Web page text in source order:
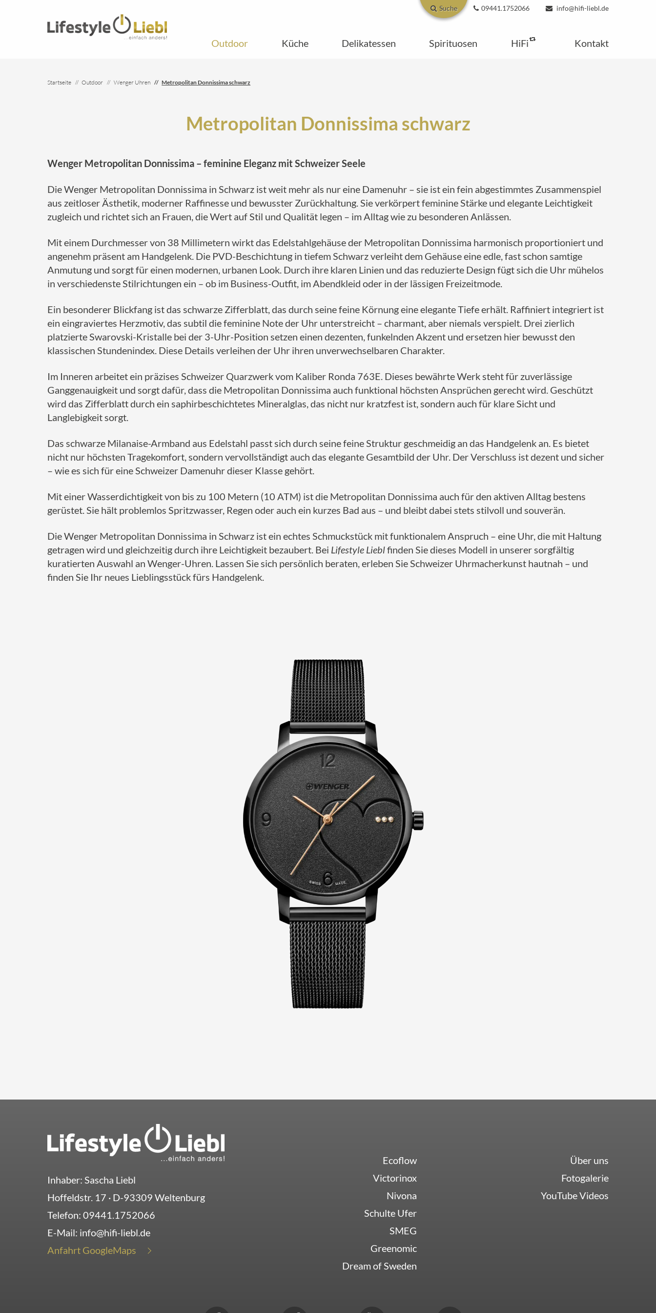
Suche 09441.1752066 info@hifi-liebl.de
Outdoor Küche Delikatessen Spirituosen HiFi Kontakt
Startseite Outdoor Wenger Uhren Metropolitan Donnissima schwarz
Metropolitan Donnissima schwarz
Wenger Metropolitan Donnissima – feminine Eleganz mit Schweizer Seele
Die Wenger Metropolitan Donnissima in Schwarz ist weit mehr als nur eine Damenuhr – sie ist ein fein abgestimmtes Zusammenspiel
aus zeitloser Ästhetik, moderner Raffinesse und bewusster Zurückhaltung. Sie verkörpert feminine Stärke und elegante Leichtigkeit
zugleich und richtet sich an Frauen, die Wert auf Stil und Qualität legen – im Alltag wie zu besonderen Anlässen.
Mit einem Durchmesser von 38 Millimetern wirkt das Edelstahlgehäuse der Metropolitan Donnissima harmonisch proportioniert und
angenehm präsent am Handgelenk. Die PVD-Beschichtung in tiefem Schwarz verleiht dem Gehäuse eine edle, fast schon samtige
Anmutung und sorgt für einen modernen, urbanen Look. Durch ihre klaren Linien und das reduzierte Design fügt sich die Uhr mühelos
in verschiedenste Stilrichtungen ein – ob im Business-Outfit, im Abendkleid oder in der lässigen Freizeitmode.
Ein besonderer Blickfang ist das schwarze Zifferblatt, das durch seine feine Körnung eine elegante Tiefe erhält. Raffiniert integriert ist
ein eingraviertes Herzmotiv, das subtil die feminine Note der Uhr unterstreicht – charmant, aber niemals verspielt. Drei zierlich
platzierte Swarovski-Kristalle bei der 3-Uhr-Position setzen einen dezenten, funkelnden Akzent und ersetzen hier bewusst den
klassischen Stundenindex. Diese Details verleihen der Uhr ihren unverwechselbaren Charakter.
Im Inneren arbeitet ein präzises Schweizer Quarzwerk vom Kaliber Ronda 763E. Dieses bewährte Werk steht für zuverlässige
Ganggenauigkeit und sorgt dafür, dass die Metropolitan Donnissima auch funktional höchsten Ansprüchen gerecht wird. Geschützt
wird das Zifferblatt durch ein saphirbeschichtetes Mineralglas, das nicht nur kratzfest ist, sondern auch für klare Sicht und
Langlebigkeit sorgt.
Das schwarze Milanaise-Armband aus Edelstahl passt sich durch seine feine Struktur geschmeidig an das Handgelenk an. Es bietet
nicht nur höchsten Tragekomfort, sondern vervollständigt auch das elegante Gesamtbild der Uhr. Der Verschluss ist dezent und sicher
– wie es sich für eine Schweizer Damenuhr dieser Klasse gehört.
Mit einer Wasserdichtigkeit von bis zu 100 Metern (10 ATM) ist die Metropolitan Donnissima auch für den aktiven Alltag bestens
gerüstet. Sie hält problemlos Spritzwasser, Regen oder auch ein kurzes Bad aus – und bleibt dabei stets stilvoll und souverän.
Die Wenger Metropolitan Donnissima in Schwarz ist ein echtes Schmuckstück mit funktionalem Anspruch – eine Uhr, die mit Haltung
getragen wird und gleichzeitig durch ihre Leichtigkeit bezaubert. Bei Lifestyle Lieblfinden Sie dieses Modell in unserer sorgfältig
kuratierten Auswahl an Wenger-Uhren. Lassen Sie sich persönlich beraten, erleben Sie Schweizer Uhrmacherkunst hautnah – und
finden Sie Ihr neues Lieblingsstück fürs Handgelenk.
Inhaber: Sascha Liebl
Hoffeldstr. 17 · D-93309 Weltenburg
Telefon: 09441.1752066
E-Mail: info@hifi-liebl.de
Anfahrt GoogleMaps
Ecoflow
Victorinox
Nivona
Schulte Ufer
SMEG
Greenomic
Dream of Sweden
Über uns
Fotogalerie
YouTube Videos